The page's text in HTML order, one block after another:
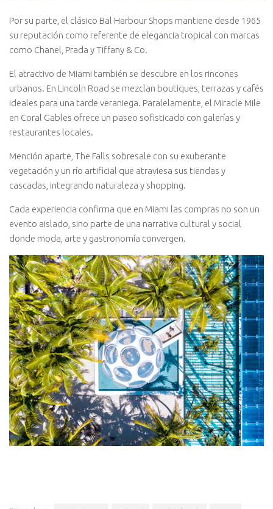
Por su parte, el clásico Bal Harbour Shops mantiene desde 1965
su reputación como referente de elegancia tropical con marcas
como Chanel, Prada y Tiffany & Co.
El atractivo de Miami también se descubre en los rincones
urbanos. En Lincoln Road se mezclan boutiques, terrazas y cafés
ideales para una tarde veraniega. Paralelamente, el Miracle Mile
en Coral Gables ofrece un paseo sofisticado con galerías y
restaurantes locales.
Mención aparte, The Falls sobresale con su exuberante
vegetación y un río artificial que atraviesa sus tiendas y
cascadas, integrando naturaleza y shopping.
Cada experiencia confirma que en Miami las compras no son un
evento aislado, sino parte de una narrativa cultural y social
donde moda, arte y gastronomía convergen.